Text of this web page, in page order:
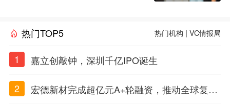
热门TOP5 热门机构 |VC情报局
1 嘉立创敲钟，深圳千亿IPO诞生
2
宏德新材完成超亿元A+轮融资，推动全球复合